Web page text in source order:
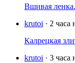
Вшивая
krutoi · 2 часа
Калрецкая
krutoi · 3 часа